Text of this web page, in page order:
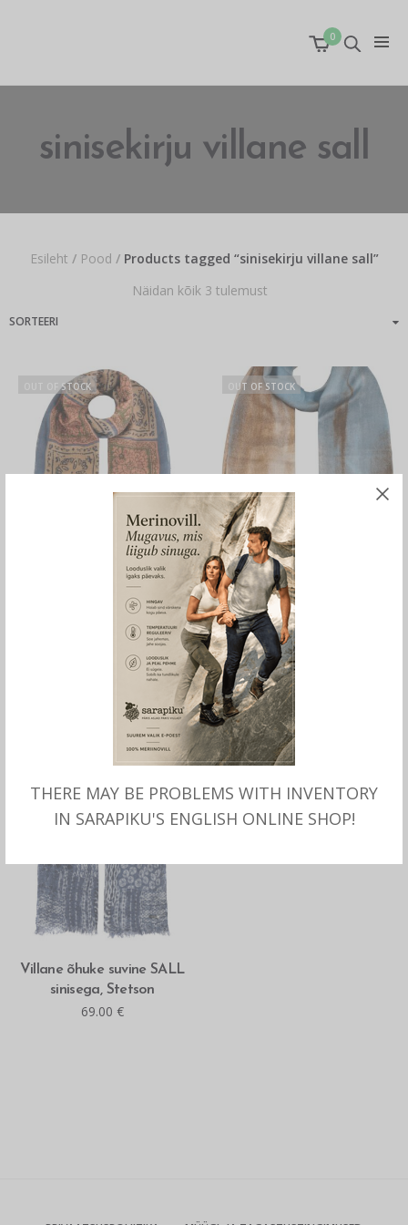
THERE MAY BE PROBLEMS WITH INVENTORY
IN SARAPIKU'S ENGLISH ONLINE SHOP!
0
sinisekirju villane sall
Esileht / Pood /Products tagged “sinisekirju villane sall”
Näidan kõik 3 tulemust
OUT OF STOCK
LOE ROHKEM
Suvine õhuke villane SALL,
OUT OF STOCK
LOE ROHKEM
Õhuke villane SALL suveks,
Stetson
69.00
LOE ROHKEM
Villane õhuke suvine SALL
sinisega, Stetson
69.00 €